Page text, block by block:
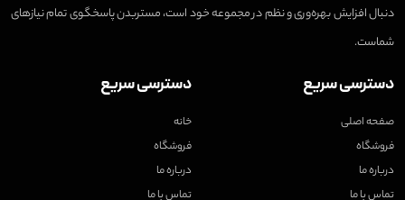
دنبال افزایش بهره‌وری و نظم در مجموعه خود است، مستربدن پاسخگوی تمام نیازهای
شماست.
دسترسی سریع
صفحه اصلی
فروشگاه
درباره ما
تماس با ما
دسترسی سریع
خانه
فروشگاه
درباره ما
تماس با ما